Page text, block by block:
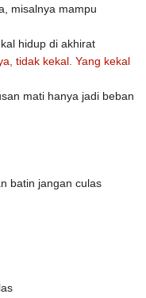
misalnya mampu
hidup di akhirat
tidak kekal. Yang kekal
mati hanya jadi beban
batin jangan culas